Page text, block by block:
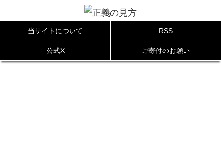
当サイトについて RSS
公式X ご寄付のお願い